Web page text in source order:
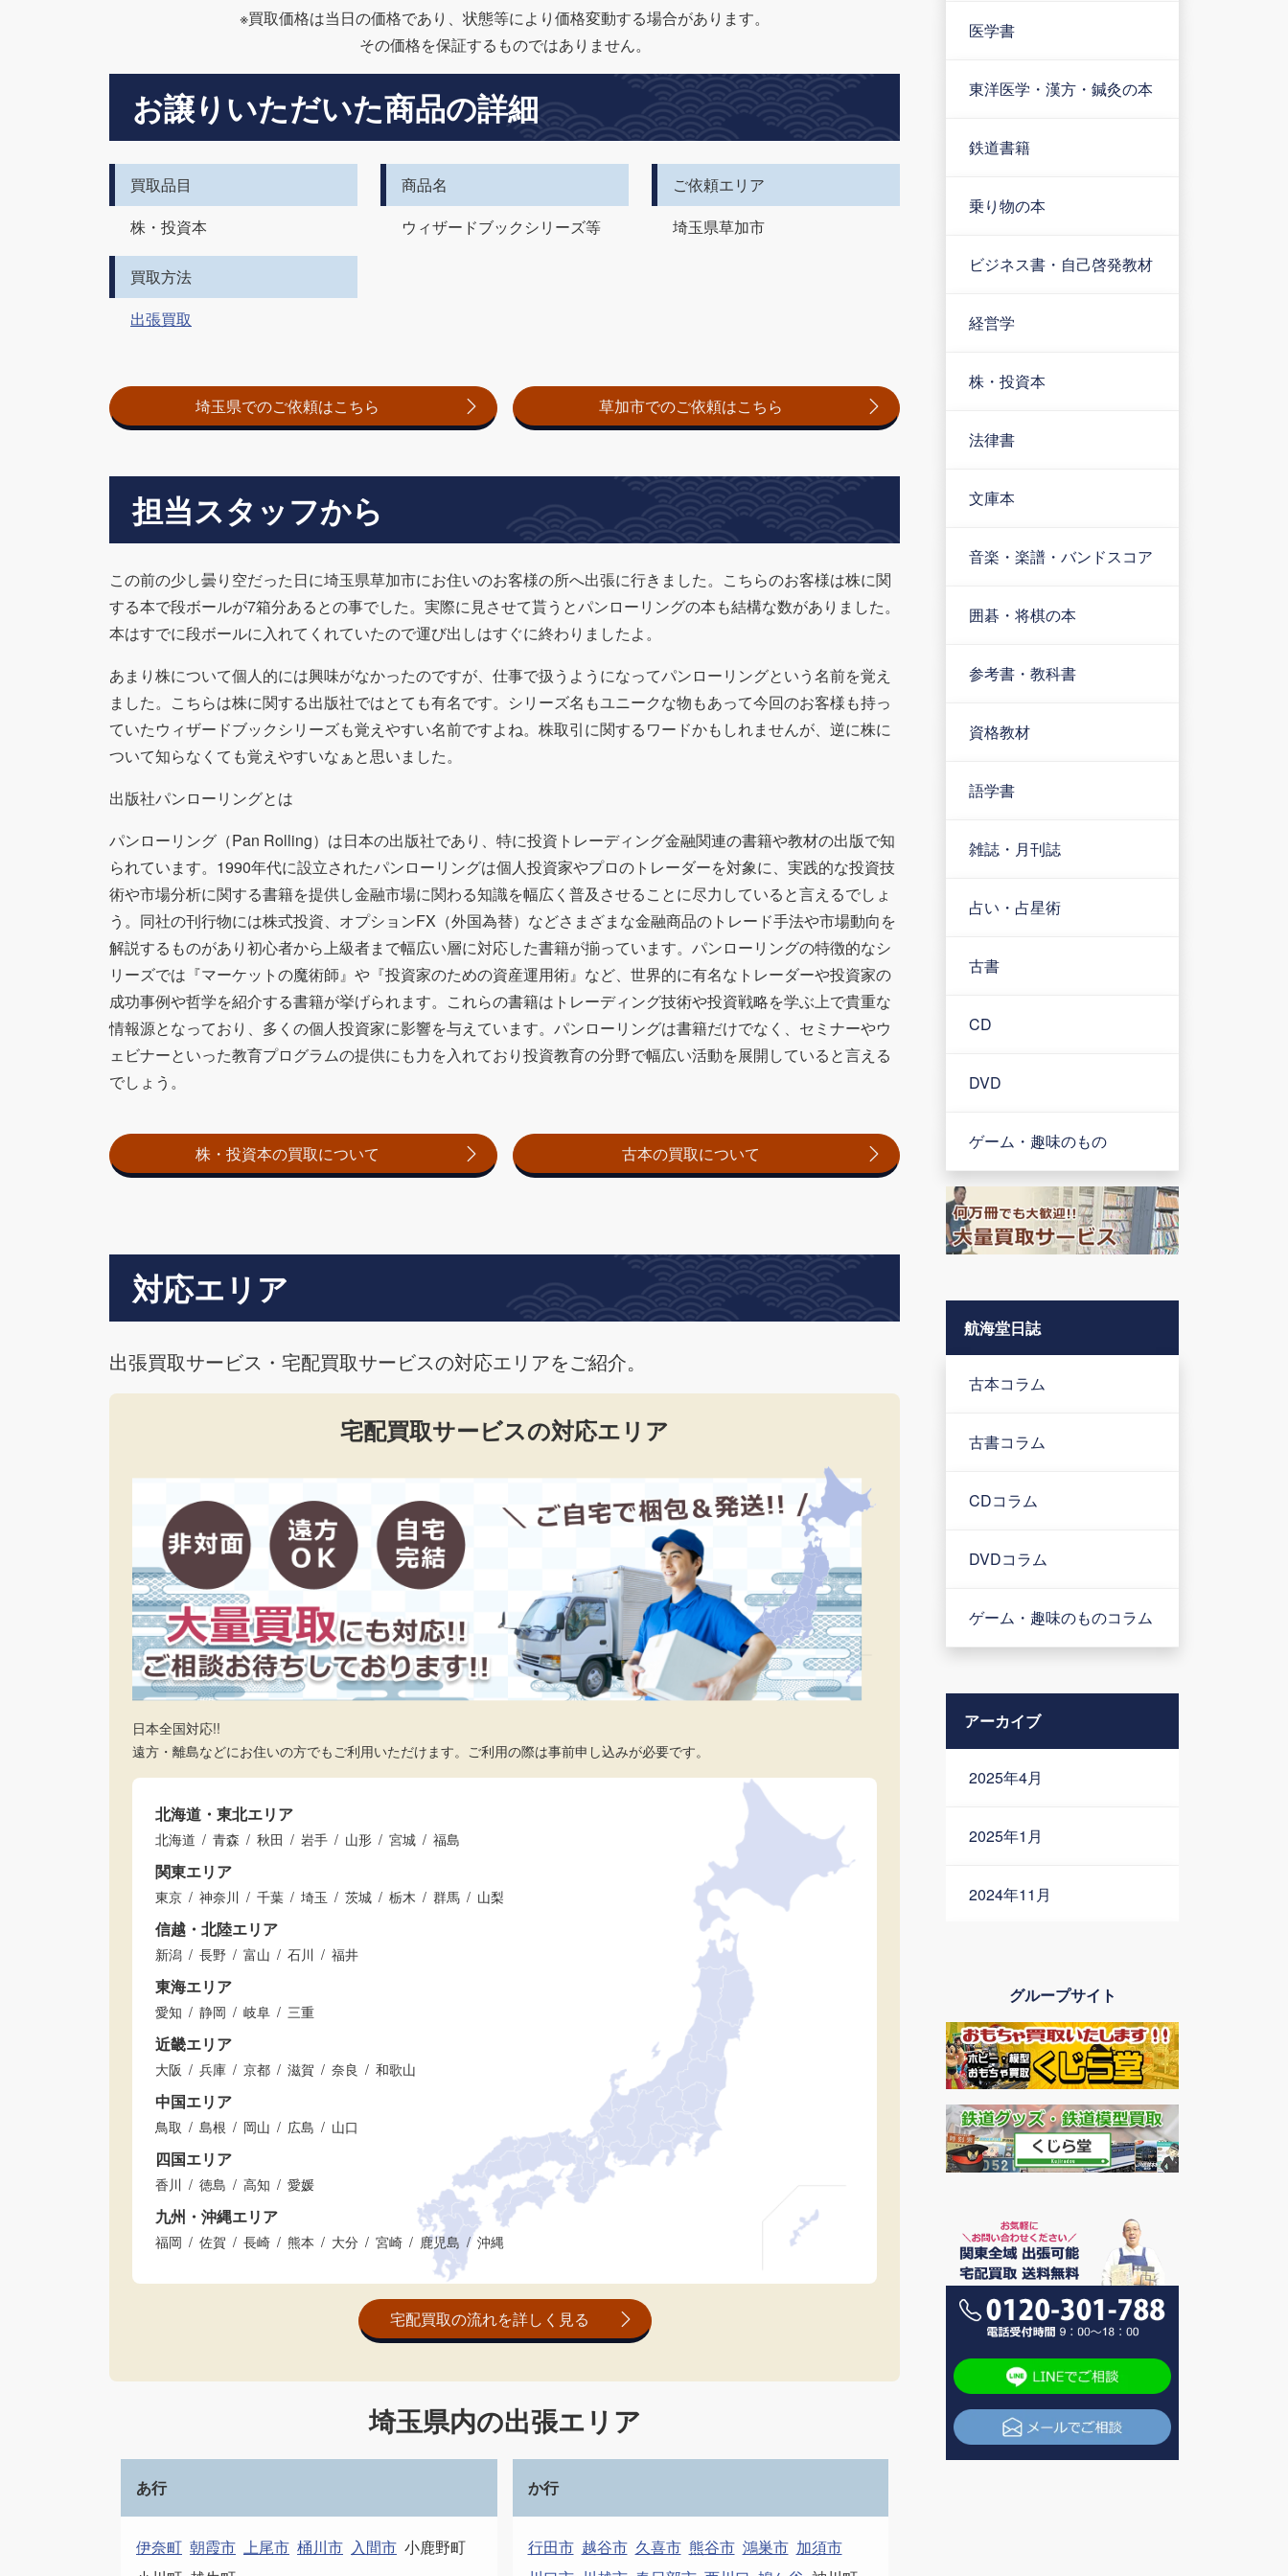
※買取価格は当日の価格であり、状態等により価格変動する場合があります。
その価格を保証するものではありません。
お譲りいただいた商品の詳細
買取品目
株・投資本
商品名
ウィザードブックシリーズ等
ご依頼エリア
埼玉県草加市
買取方法
出張買取
埼玉県でのご依頼はこちら 草加市でのご依頼はこちら
担当スタッフから
この前の少し曇り空だった日に埼玉県草加市にお住いのお客様の所へ出張に行きました。こちらのお客様は株に関
する本で段ボールが7箱分あるとの事でした。実際に見させて貰うとパンローリングの本も結構な数がありました。
本はすでに段ボールに入れてくれていたので運び出しはすぐに終わりましたよ。
あまり株について個人的には興味がなかったのですが、仕事で扱うようになってパンローリングという名前を覚え
ました。こちらは株に関する出版社ではとても有名です。シリーズ名もユニークな物もあって今回のお客様も持っ
ていたウィザードブックシリーズも覚えやすい名前ですよね。株取引に関するワードかもしれませんが、逆に株に
ついて知らなくても覚えやすいなぁと思いました。
出版社パンローリングとは
パンローリング（Pan Rolling）は日本の出版社であり、特に投資トレーディング金融関連の書籍や教材の出版で知
られています。1990年代に設立されたパンローリングは個人投資家やプロのトレーダーを対象に、実践的な投資技
術や市場分析に関する書籍を提供し金融市場に関わる知識を幅広く普及させることに尽力していると言えるでしょ
う。同社の刊行物には株式投資、オプションFX（外国為替）などさまざまな金融商品のトレード手法や市場動向を
解説するものがあり初心者から上級者まで幅広い層に対応した書籍が揃っています。パンローリングの特徴的なシ
リーズでは『マーケットの魔術師』や『投資家のための資産運用術』など、世界的に有名なトレーダーや投資家の
成功事例や哲学を紹介する書籍が挙げられます。これらの書籍はトレーディング技術や投資戦略を学ぶ上で貴重な
情報源となっており、多くの個人投資家に影響を与えています。パンローリングは書籍だけでなく、セミナーやウ
ェビナーといった教育プログラムの提供にも力を入れており投資教育の分野で幅広い活動を展開していると言える
でしょう。
株・投資本の買取について 古本の買取について
対応エリア
出張買取サービス・宅配買取サービスの対応エリアをご紹介。
宅配買取サービスの対応エリア
日本全国対応!!
遠方・離島などにお住いの方でもご利用いただけます。ご利用の際は事前申し込みが必要です。
北海道・東北エリア
北海道 青森 秋田 岩手 山形 宮城 福島
関東エリア
東京 神奈川 千葉 埼玉 茨城 栃木 群馬 山梨
信越・北陸エリア
新潟 長野 富山 石川 福井
東海エリア
愛知 静岡 岐阜 三重
近畿エリア
大阪 兵庫 京都 滋賀 奈良 和歌山
中国エリア
鳥取 島根 岡山 広島 山口
四国エリア
香川 徳島 高知 愛媛
九州・沖縄エリア
福岡 佐賀 長崎 熊本 大分 宮崎 鹿児島 沖縄
宅配買取の流れを詳しく見る
埼玉県内の出張エリア
あ行
伊奈町 朝霞市 上尾市 桶川市 入間市 小鹿野町
か行
行田市 越谷市 久喜市 熊谷市 鴻巣市 加須市
医学書
東洋医学・漢方・鍼灸の本
鉄道書籍
乗り物の本
ビジネス書・自己啓発教材
経営学
株・投資本
法律書
文庫本
音楽・楽譜・バンドスコア
囲碁・将棋の本
参考書・教科書
資格教材
語学書
雑誌・月刊誌
占い・占星術
古書
CD
DVD
ゲーム・趣味のもの
航海堂日誌
古本コラム
古書コラム
CDコラム
DVDコラム
ゲーム・趣味のものコラム
アーカイブ
2025年4月
2025年1月
2024年11月
グループサイト